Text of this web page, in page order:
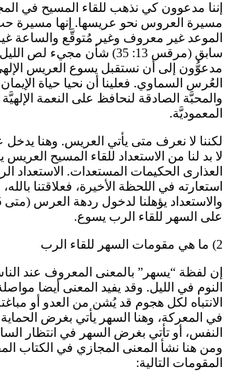
مسيرة العروس نحو عريسها. إنها مسيرة
الموعد غير معروف وغير مُتوقَّع والساعة
مدعوُّون إلى أن نستقبل يسوع العريس
العُرس السماوي. فعلينا أن نحيا حياة
والمحبَّة الصادقة لنحافظ على النعمة الإلهيَّة
المعموديَّة.
لكننا لا نعرف متى يأتي العريس. وهنا يدخل
لا بد لنا من الاستعداد للقاء المسيح
العذارى الحكيمات المستعدات. الاستعداد
استعارته في اللحظة الأخيرة، فعلاقتنا
على السهر للقاء الرب يسوع.
2) ما هي مقومات السهر للقاء الرب
إن لفظة “يسهر” بالمعنى المعروف عند
النوم في الليل. وقد يفيد المعنى أيضا
الانتباه لكل هجوم قد يُشن من العدو أو
في المعركة، وهنا السهر يأتي بغرض
النفس، أو تأتي بغرض السهر في انتظار
ومن هنا نشأ المعنى المجازي في الكتاب
المقومات التالية: